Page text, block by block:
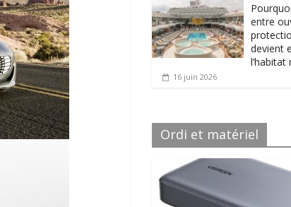
entre
devient
16 juin 2026
Ordi et matériel